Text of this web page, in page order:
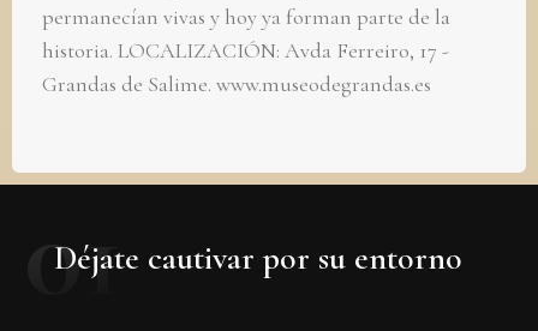
permanecían vivas y hoy ya forman parte de la
historia. LOCALIZACIÓN: Avda Ferreiro, 17 -
Grandas de Salime. www.museodegrandas.es
01
Déjate cautivar por su entorno